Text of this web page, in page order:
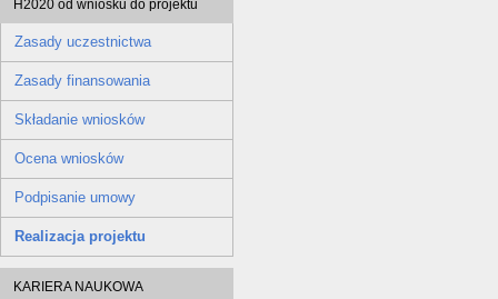
H2020 od wniosku do projektu
Zasady uczestnictwa
Zasady finansowania
Składanie wniosków
Ocena wniosków
Podpisanie umowy
Realizacja projektu
KARIERA NAUKOWA